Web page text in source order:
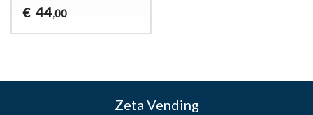
€ 44,00
Zeta Vending